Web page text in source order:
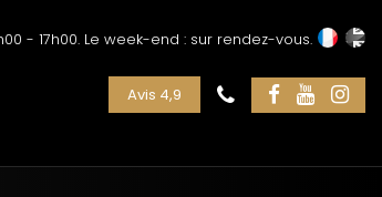
- 17h00. Le week-end : sur rendez-vous.
Avis 4,9